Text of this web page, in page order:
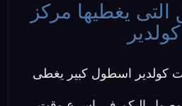
يغطيها مركز
كولدير اسطول كبير يغطى